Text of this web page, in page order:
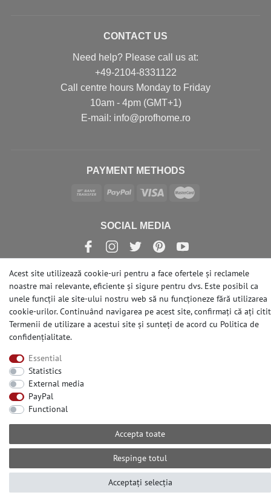
CONTACT US
Need help? Please call us at:
+49-2104-8331122
Call centre hours Monday to Friday
10am - 4pm (GMT+1)
Е-mail: info@profhome.ro
PAYMENT METHODS
SOCIAL MEDIA
© Copyright 2026 | e-Delux GmbH
Acest site utilizează cookie-uri pentru a face ofertele și reclamele
noastre mai relevante, eficiente și sigure pentru dvs. Este posibil ca
unele funcții ale site-ului nostru web să nu funcționeze fără utilizarea
cookie-urilor. Continuând navigarea pe acest site, confirmați că ați citit
Termenii de utilizare a acestui site și sunteți de acord cu Politica de
confidențialitate.
Essential
Statistics
External media
PayPal
Functional
Accepta toate
Respinge totul
Acceptați selecția